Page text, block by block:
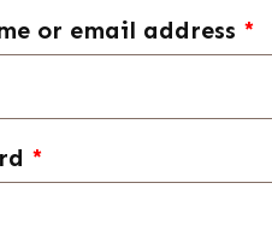
or email address *
*